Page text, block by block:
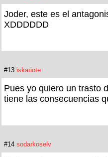
Joder, este es el
XDDDDDD
#13 iskariote
Pues yo quiero un trasto
tiene las consecuencias
#14 sodarkoselv